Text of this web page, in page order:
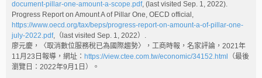
document-pillar-one-amount-a-scope.pdf, (last visited Sep. 1, 2022).
Progress Report on Amount A of Pillar One, OECD official,
https://www.oecd.org/tax/beps/progress-report-on-amount-a-of-pillar-one-
july-2022.pdf,（last visited Sep. 1, 2022）.
廖元慶，〈取消數位服務稅已為國際趨勢〉，工商時報，名家評論，2021年
11月23日報導，網址： https://view.ctee.com.tw/economic/34152.html
（最後
瀏覽日：2022年9月1日）。